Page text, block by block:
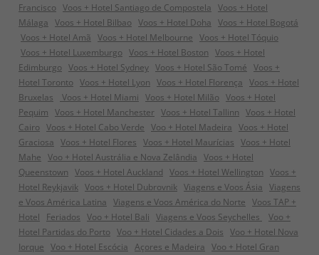
Francisco Voos + Hotel Santiago de Compostela Voos + Hotel
Málaga Voos + Hotel Bilbao Voos + Hotel Doha Voos + Hotel Bogotá
Voos + Hotel Amã Voos + Hotel Melbourne Voos + Hotel Tóquio
Voos + Hotel Luxemburgo Voos + Hotel Boston Voos + Hotel
Edimburgo Voos + Hotel Sydney Voos + Hotel São Tomé Voos +
Hotel Toronto Voos + Hotel Lyon Voos + Hotel Florença Voos + Hotel
Bruxelas
Voos + Hotel Miami Voos + Hotel Milão Voos + Hotel
Pequim Voos + Hotel Manchester Voos + Hotel Tallinn Voos + Hotel
Cairo Voos + Hotel Cabo Verde Voo + Hotel Madeira Voos + Hotel
Graciosa Voos + Hotel Flores Voos + Hotel Maurícias Voos + Hotel
Mahe Voo + Hotel Austrália e Nova Zelândia Voos + Hotel
Queenstown Voos + Hotel Auckland Voos + Hotel Wellington Voos +
Hotel Reykjavik Voos + Hotel Dubrovnik Viagens e Voos Ásia Viagens
e Voos América Latina Viagens e Voos América do Norte Voos TAP +
Hotel
Feriados Voo + Hotel Bali Viagens e Voos Seychelles
Voo +
Hotel Partidas do Porto Voo + Hotel Cidades a Dois Voo + Hotel Nova
Iorque Voo + Hotel Escócia Açores e Madeira Voo + Hotel Gran